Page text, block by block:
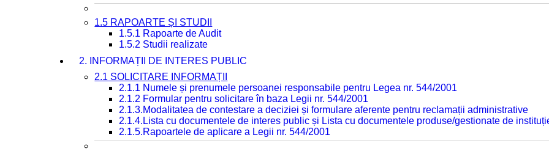
1.5 RAPOARTE ȘI STUDII
1.5.1 Rapoarte de Audit
1.5.2 Studii realizate
2. INFORMAȚII DE INTERES PUBLIC
2.1 SOLICITARE INFORMAȚII
2.1.1 Numele și prenumele persoanei responsabile pentru Legea nr. 544/2001
2.1.2 Formular pentru solicitare în baza Legii nr. 544/2001
2.1.3.Modalitatea de contestare a deciziei și formulare aferente pentru reclamații administrative
2.1.4.Lista cu documentele de interes public și Lista cu documentele produse/gestionate de
2.1.5.Rapoartele de aplicare a Legii nr. 544/2001